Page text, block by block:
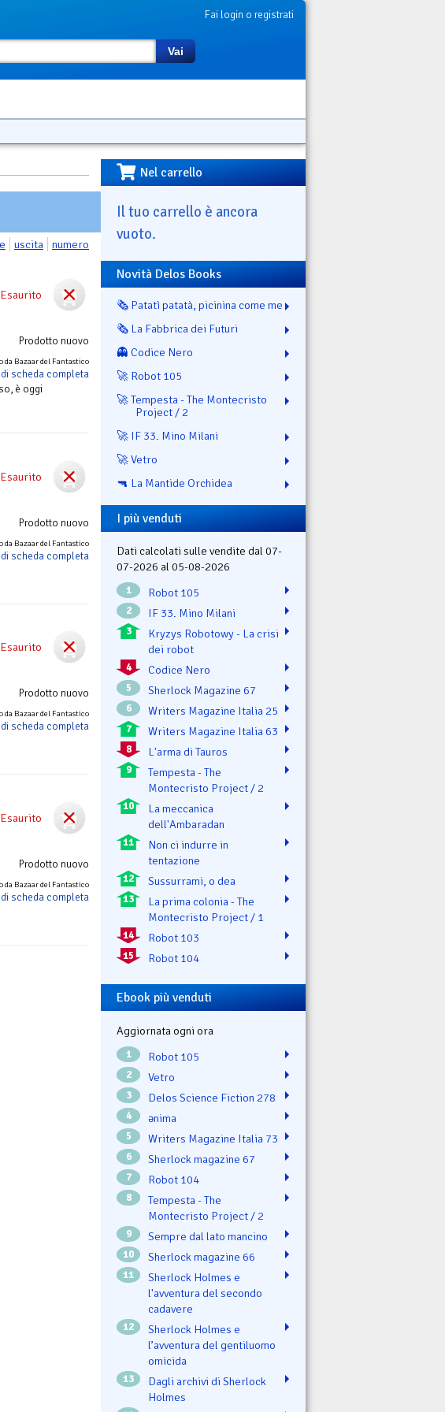
Fai login o registrati
Vai
uscita numero
Esaurito
Prodotto nuovo
da Bazaar del Fantastico
scheda completa
è oggi
Esaurito
Prodotto nuovo
da Bazaar del Fantastico
scheda completa
Esaurito
Prodotto nuovo
da Bazaar del Fantastico
scheda completa
Esaurito
Prodotto nuovo
da Bazaar del Fantastico
scheda completa
Nel carrello
Il tuo carrello è ancora
vuoto.
Novità Delos Books
🗞️ Patatì patatà, picinina come me
🗞️ La Fabbrica dei Futuri
👻 Codice Nero
🚀 Robot 105
🚀 Tempesta - The Montecristo
Project / 2
🚀 IF 33. Mino Milani
🚀 Vetro
🔫 La Mantide Orchidea
I più venduti
Dati calcolati sulle vendite dal 07-
07-2026 al 05-08-2026
1 Robot 105
2 IF 33. Mino Milani
3
Kryzys Robotowy - La crisi
dei robot
4 Codice Nero
5 Sherlock Magazine 67
6 Writers Magazine Italia 25
7 Writers Magazine Italia 63
8 L'arma di Tauros
9
Tempesta - The
Montecristo Project / 2
10
La meccanica
dell'Ambaradan
11
Non ci indurre in
tentazione
12 Sussurrami, o dea
13
La prima colonia - The
Montecristo Project / 1
14 Robot 103
15 Robot 104
Ebook più venduti
Aggiornata ogni ora
1 Robot 105
2 Vetro
3 Delos Science Fiction 278
4 ənima
5 Writers Magazine Italia 73
6 Sherlock magazine 67
7 Robot 104
8
Tempesta - The
Montecristo Project / 2
9 Sempre dal lato mancino
10 Sherlock magazine 66
11
Sherlock Holmes e
l'avventura del secondo
cadavere
12
Sherlock Holmes e
l’avventura del gentiluomo
omicida
13
Dagli archivi di Sherlock
Holmes